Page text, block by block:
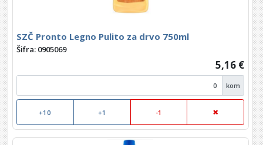
SZČ Pronto Legno Pulito za drvo 750ml
Šifra: 0905069
5,16 €
kom
+10 +1 -1